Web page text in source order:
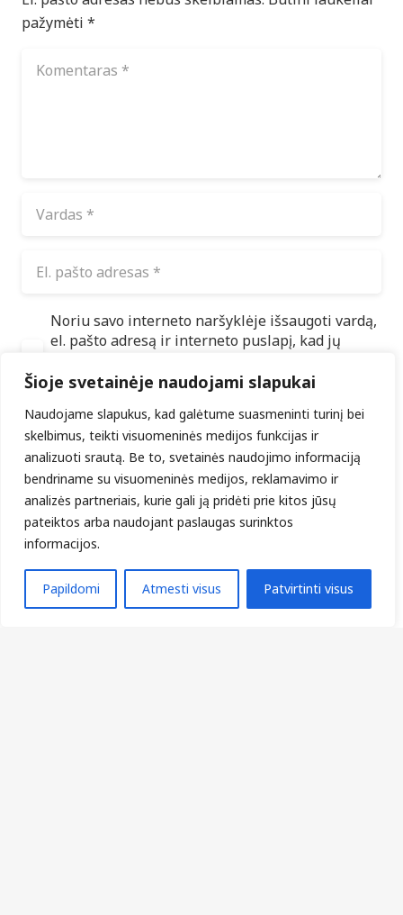
Šioje svetainėje naudojami slapukai
Naudojame slapukus, kad galėtume suasmeninti turinį bei
skelbimus, teikti visuomeninės medijos funkcijas ir
analizuoti srautą. Be to, svetainės naudojimo informaciją
bendriname su visuomeninės medijos, reklamavimo ir
analizės partneriais, kurie gali ją pridėti prie kitos jūsų
pateiktos arba naudojant paslaugas surinktos
informacijos.
Papildomi Atmesti visus Patvirtinti visus
pažymėti *
Noriu savo interneto naršyklėje išsaugoti vardą,
el. pašto adresą ir interneto puslapį, kad jų
norėsiu parašyti komentarą.
ĮRAŠYTI KOMENTARĄ
Naujausi įrašai
Tyla, baimė ir viltis: Smurto rato viduje
Sveikų santykių algoritmas
Kompleksinės socialinės paslaugos Kretingos miesto
gyventojams: nuo fragmentuotos pagalbos – prie